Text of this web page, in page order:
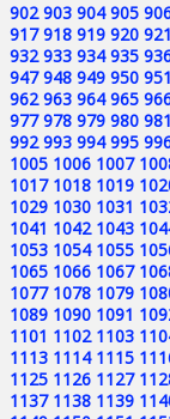
902 903 904 905
917 918 919 920 921
932 933 934 935
947 948 949 950 951
962 963 964 965
977 978 979 980 981
992 993 994 995
1005 1006 1007
1017 1018 1019
1029 1030 1031
1041 1042 1043
1053 1054 1055
1065 1066 1067
1077 1078 1079
1089 1090 1091
1101 1102 1103
1113 1114 1115
1125 1126 1127
1137 1138 1139